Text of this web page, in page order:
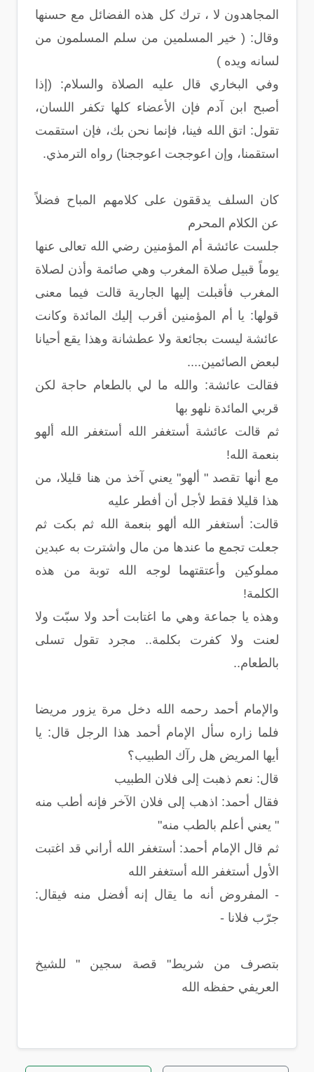
المجاهدون لا ، ترك كل هذه الفضائل مع حسنها
وقال: ( خير المسلمين من سلم المسلمون من
لسانه ويده )
وفي البخاري قال عليه الصلاة والسلام: (إذا
أصبح ابن آدم فإن الأعضاء كلها تكفر اللسان،
تقول: اتق الله فينا، فإنما نحن بك، فإن استقمت
استقمنا، وإن اعوججت اعوججنا) رواه الترمذي.
كان السلف يدققون على كلامهم المباح فضلاً
عن الكلام المحرم
جلست عائشة أم المؤمنين رضي الله تعالى عنها
يوماً قبيل صلاة المغرب وهي صائمة وأذن لصلاة
المغرب فأقبلت إليها الجارية قالت فيما معنى
قولها: يا أم المؤمنين أقرب إليك المائدة وكانت
عائشة ليست بجائعة ولا عطشانة وهذا يقع أحيانا
لبعض الصائمين....
فقالت عائشة: والله ما لي بالطعام حاجة لكن
قربي المائدة نلهو بها
ثم قالت عائشة أستغفر الله أستغفر الله ألهو
بنعمة الله!
مع أنها تقصد " ألهو" يعني آخذ من هنا قليلا، من
هذا قليلا فقط لأجل أن أفطر عليه
قالت: أستغفر الله ألهو بنعمة الله ثم بكت ثم
جعلت تجمع ما عندها من مال واشترت به عبدين
مملوكين وأعتقتهما لوجه الله توبة من هذه
الكلمة!
وهذه يا جماعة وهي ما اغتابت أحد ولا سبّت ولا
لعنت ولا كفرت بكلمة.. مجرد تقول تسلى
بالطعام..
والإمام أحمد رحمه الله دخل مرة يزور مريضا
فلما زاره سأل الإمام أحمد هذا الرجل قال: يا
أيها المريض هل رآك الطبيب؟
قال: نعم ذهبت إلى فلان الطبيب
فقال أحمد: اذهب إلى فلان الآخر فإنه أطب منه
" يعني أعلم بالطب منه"
ثم قال الإمام أحمد: أستغفر الله أراني قد اغتبت
الأول أستغفر الله أستغفر الله
- المفروض أنه ما يقال إنه أفضل منه فيقال:
جرّب فلانا -
بتصرف من شريط" قصة سجين " للشيخ
العريفي حفظه الله